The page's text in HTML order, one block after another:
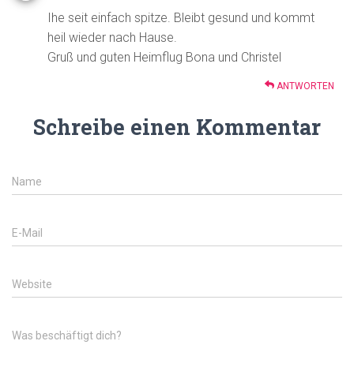
Ihe seit einfach spitze. Bleibt gesund und kommt
heil wieder nach Hause.
Gruß und guten Heimflug Bona und Christel
ANTWORTEN
Schreibe einen Kommentar
Name
E-Mail
Website
Was beschäftigt dich?